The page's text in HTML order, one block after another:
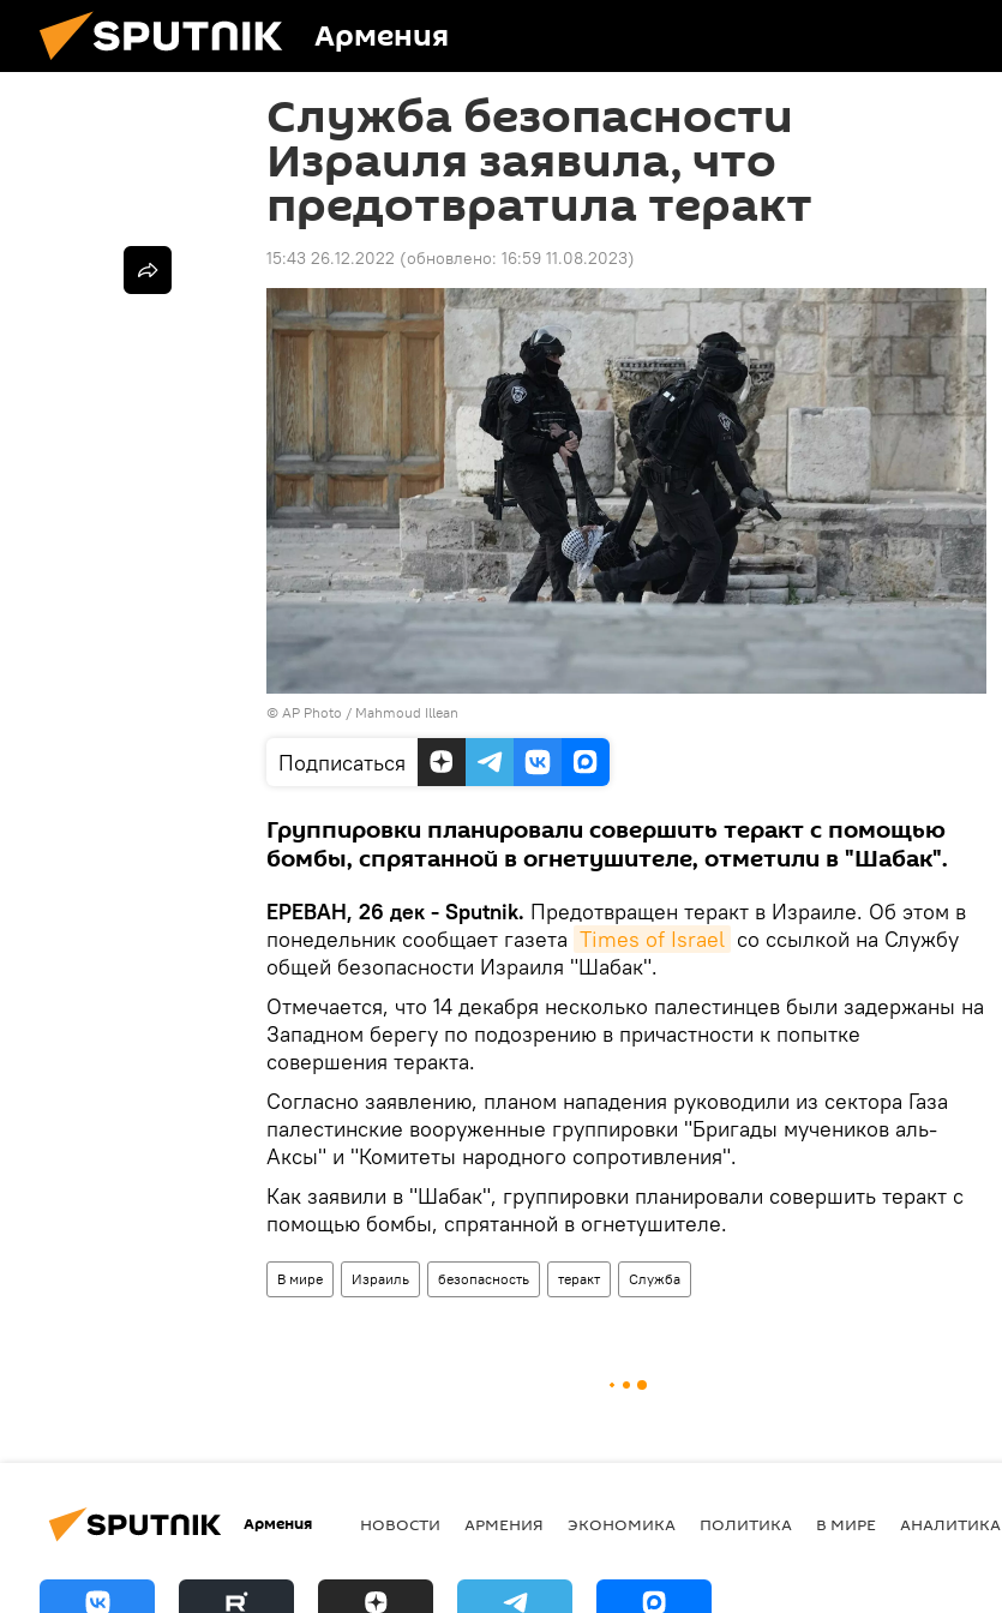
Армения
Служба безопасности
Израиля заявила, что
предотвратила теракт
15:43 26.12.2022 (обновлено: 16:59 11.08.2023)
© AP Photo / Mahmoud Illean
Подписаться
Группировки планировали совершить теракт с помощью
бомбы, спрятанной в огнетушителе, отметили в "Шабак".
ЕРЕВАН, 26 дек - Sputnik. Предотвращен теракт в Израиле. Об этом в
понедельник сообщает газета Times of Israel со ссылкой на Службу
общей безопасности Израиля "Шабак".
Отмечается, что 14 декабря несколько палестинцев были задержаны на
Западном берегу по подозрению в причастности к попытке
совершения теракта.
Согласно заявлению, планом нападения руководили из сектора Газа
палестинские вооруженные группировки "Бригады мучеников аль-
Аксы" и "Комитеты народного сопротивления".
Как заявили в "Шабак", группировки планировали совершить теракт с
помощью бомбы, спрятанной в огнетушителе.
В мире Израиль безопасность теракт Служба
Армения НОВОСТИ АРМЕНИЯ ЭКОНОМИКА ПОЛИТИКА В МИРЕ АНАЛИТИКА